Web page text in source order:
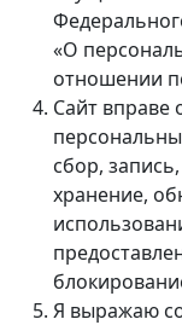
«О
отношении
Сайт вправе
сбор,
хранение,
Я выражаю